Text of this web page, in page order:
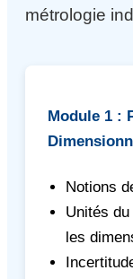
métrologie
Module 1 :
Notions
Unités
les